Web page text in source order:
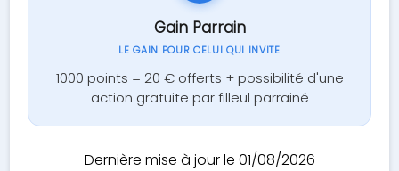
Gain Parrain
LE GAIN POUR CELUI QUI INVITE
1000 points = 20 € offerts + possibilité d'une
action gratuite par filleul parrainé
Dernière mise à jour le 01/08/2026